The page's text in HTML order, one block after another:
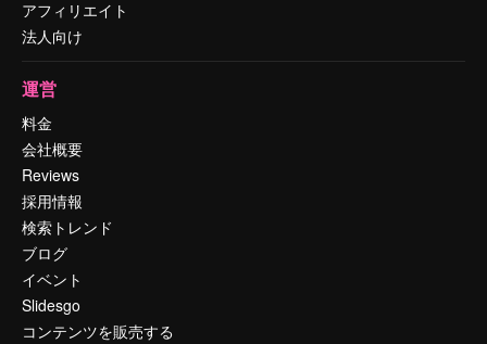
アフィリエイト
法人向け
運営
料金
会社概要
Reviews
採用情報
検索トレンド
ブログ
イベント
Slidesgo
コンテンツを販売する